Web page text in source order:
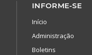
INFORME-SE
Início
Administração
Boletins